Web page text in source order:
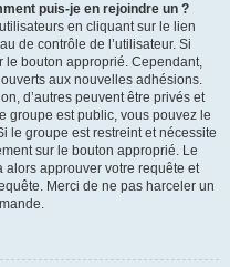
puis-je en rejoindre un ?
en cliquant sur le lien
de contrôle de l’utilisateur. Si
le bouton approprié. Cependant,
aux nouvelles adhésions.
d’autres peuvent être privés et
groupe est public, vous pouvez le
le groupe est restreint et nécessite
sur le bouton approprié. Le
alors approuver votre requête et
Merci de ne pas harceler un